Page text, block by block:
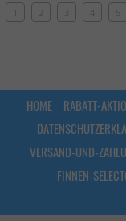
4
HOME RABATT-
VERSAND-UND-
FINNEN-